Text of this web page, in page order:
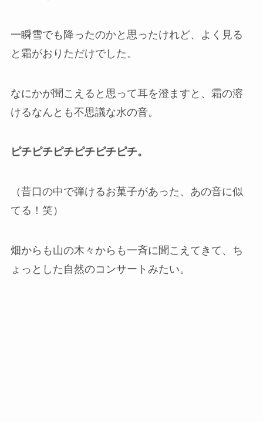
一瞬雪でも降ったのかと思ったけれど、よく見る
と霜がおりただけでした。
なにかが聞こえると思って耳を澄ますと、霜の溶
けるなんとも不思議な水の音。
ピチピチピチピチピチピチ。
（昔口の中で弾けるお菓子があった、あの音に似
てる！笑）
畑からも山の木々からも一斉に聞こえてきて、ち
ょっとした自然のコンサートみたい。